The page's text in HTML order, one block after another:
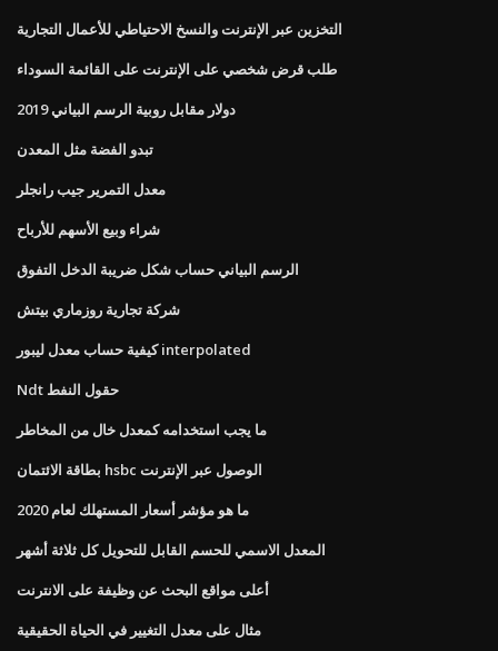
التخزين عبر الإنترنت والنسخ الاحتياطي للأعمال التجارية
طلب قرض شخصي على الإنترنت على القائمة السوداء
دولار مقابل روبية الرسم البياني 2019
تبدو الفضة مثل المعدن
معدل التمرير جيب رانجلر
شراء وبيع الأسهم للأرباح
الرسم البياني حساب شكل ضريبة الدخل التفوق
شركة تجارية روزماري بيتش
كيفية حساب معدل ليبور interpolated
Ndt حقول النفط
ما يجب استخدامه كمعدل خال من المخاطر
بطاقة الائتمان hsbc الوصول عبر الإنترنت
ما هو مؤشر أسعار المستهلك لعام 2020
المعدل الاسمي للحسم القابل للتحويل كل ثلاثة أشهر
أعلى مواقع البحث عن وظيفة على الانترنت
مثال على معدل التغيير في الحياة الحقيقية